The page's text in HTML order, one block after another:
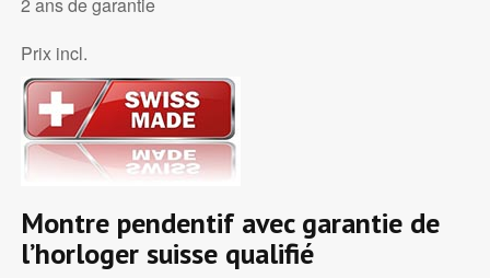
Prix incl.
Montre pendentif avec garantie de
l’horloger suisse qualifié